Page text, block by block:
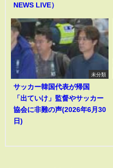
NEWS LIVE）
未分類
サッカー韓国代表が帰国
「出ていけ」監督やサッカー
協会に非難の声(2026年6月30
日)